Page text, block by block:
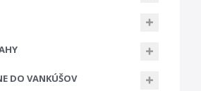
DO VANKÚŠOV